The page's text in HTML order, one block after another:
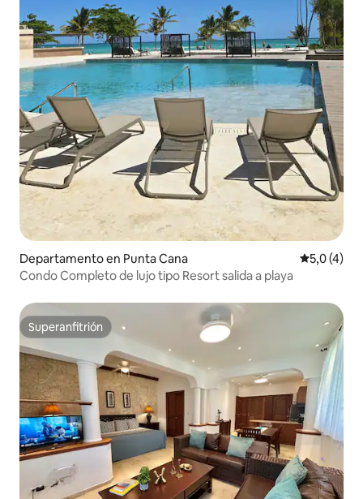
Departamento en Punta Cana
5,0 (4)
Condo Completo de lujo tipo Resort salida a playa
Superanfitrión
Superanfitrión